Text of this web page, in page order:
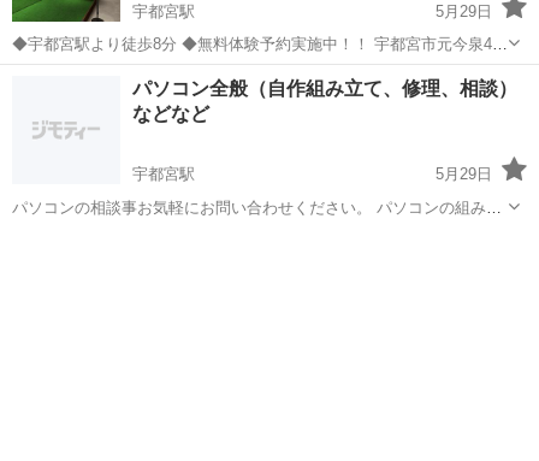
宇都宮駅
5月29日
◆宇都宮駅より徒歩8分 ◆無料体験予約実施中！！ 宇都宮市元今泉4-
19-6 に室内ゴルフ練習場「GOLFERS24 宇都宮駅東口店」がオープン
します！ 「GOLFERS24宇都宮駅東口店」は、24時間営業の完全個
宇都宮市 宇都宮駅 その他 無料
パソコン全般（自作組み立て、修理、相談）
などなど
宇都宮駅
5月29日
パソコンの相談事お気軽にお問い合わせください。 パソコンの組み立